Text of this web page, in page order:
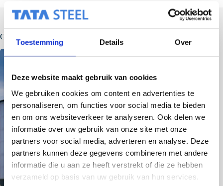
Toestemming Details Over
Deze website maakt gebruik van cookies
We gebruiken cookies om content en advertenties te
personaliseren, om functies voor social media te bieden
en om ons websiteverkeer te analyseren. Ook delen we
informatie over uw gebruik van onze site met onze
partners voor social media, adverteren en analyse. Deze
partners kunnen deze gegevens combineren met andere
informatie die u aan ze heeft verstrekt of die ze hebben
verzameld op basis van uw gebruik van hun services.
Gerelateerde berichten